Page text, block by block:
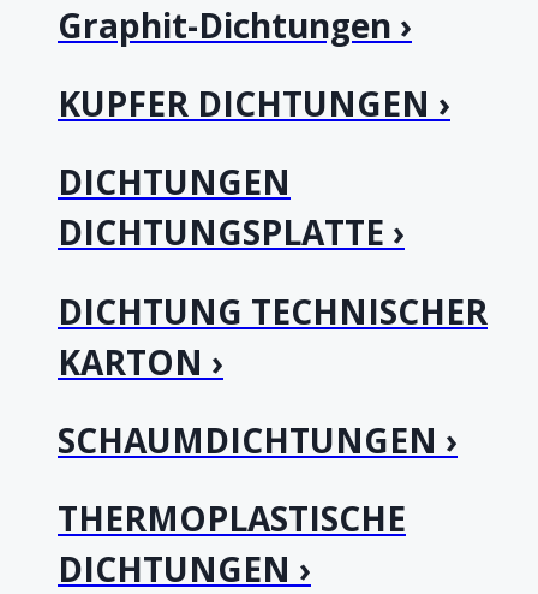
Graphit-Dichtungen ›
KUPFER DICHTUNGEN ›
DICHTUNGEN
DICHTUNGSPLATTE ›
DICHTUNG TECHNISCHER
KARTON ›
SCHAUMDICHTUNGEN ›
THERMOPLASTISCHE
DICHTUNGEN ›